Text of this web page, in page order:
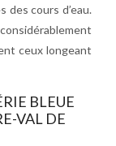
des cours d’eau.
ceux longeant
BLEUE
VAL DE